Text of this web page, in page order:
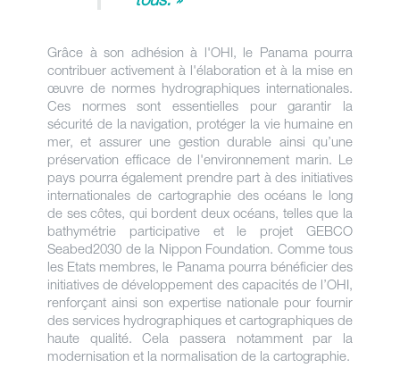
Grâce à son adhésion à l'OHI, le Panama pourra
contribuer activement à l'élaboration et à la mise en
œuvre de normes hydrographiques internationales.
Ces normes sont essentielles pour garantir la
sécurité de la navigation, protéger la vie humaine en
mer, et assurer une gestion durable ainsi qu’une
préservation efficace de l'environnement marin. Le
pays pourra également prendre part à des initiatives
internationales de cartographie des océans le long
de ses côtes, qui bordent deux océans, telles que la
bathymétrie participative et le projet GEBCO
Seabed2030 de la Nippon Foundation. Comme tous
les Etats membres, le Panama pourra bénéficier des
initiatives de développement des capacités de l’OHI,
renforçant ainsi son expertise nationale pour fournir
des services hydrographiques et cartographiques de
haute qualité. Cela passera notamment par la
modernisation et la normalisation de la cartographie.